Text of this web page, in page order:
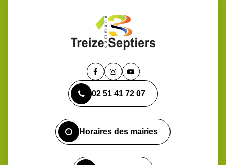
Lien
le
compte
Lien
le
compte
Lien
la
chaîne
02 51 41 72 07
Horaires des mairies